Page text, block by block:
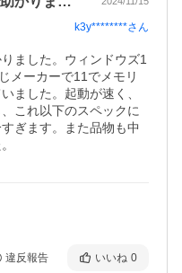
k3y********さん
ました。ウィンドウズ1
メーカーで11でメモリ
ました。起動が速く、
これ以下のスペックに
ぎます。また品物も中
違反報告 いいね 0